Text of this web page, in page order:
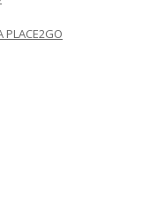
PLACE2GO